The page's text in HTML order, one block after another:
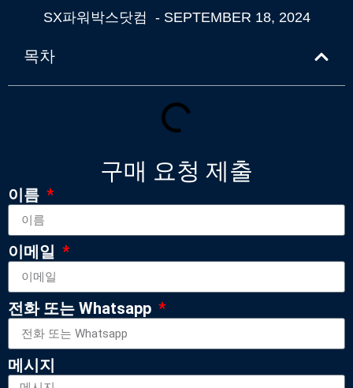
SX파워박스닷컴 - SEPTEMBER 18, 2024
목차
구매 요청 제출
이름
이메일
전화 또는 Whatsapp
메시지